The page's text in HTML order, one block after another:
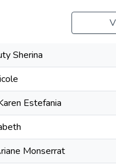
Sherina
Estefania
Monserrat